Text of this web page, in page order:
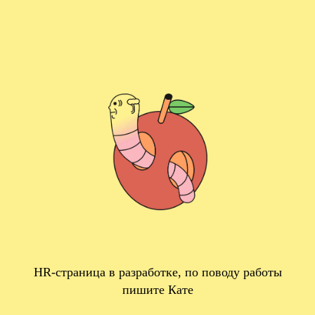
HR-страница в разработке, по поводу работы
пишите Кате